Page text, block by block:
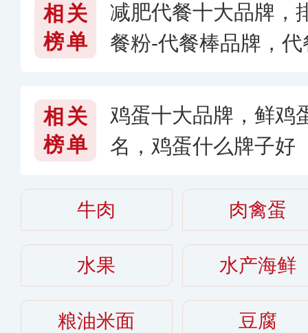
相关
榜单
减肥代餐十大品牌，
餐粉-代餐棒品牌，
相关
榜单
鸡蛋十大品牌，鲜鸡
名，鸡蛋什么牌子好
牛肉 肉禽蛋
水果 水产海鲜
粮油米面 豆腐